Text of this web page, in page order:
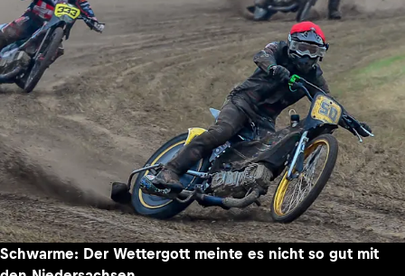
Schwarme: Der Wettergott meinte es nicht so gut mit